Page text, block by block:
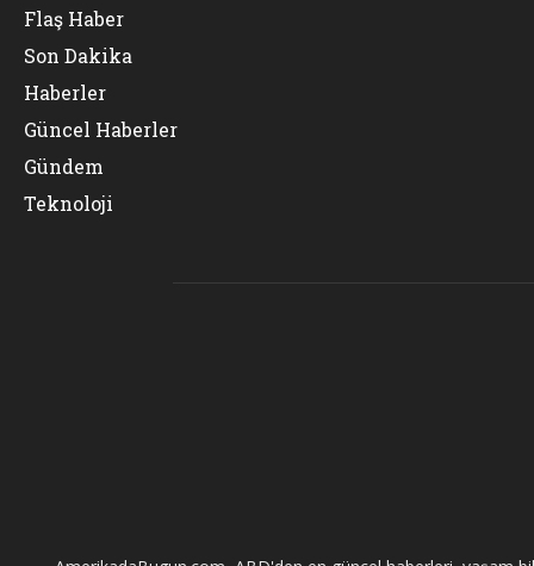
Flaş Haber
Son Dakika
Haberler
Güncel Haberler
Gündem
Teknoloji